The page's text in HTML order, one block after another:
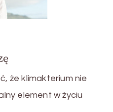
że klimakterium nie
element w życiu